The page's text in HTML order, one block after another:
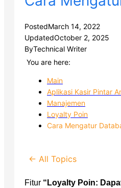
PostedMarch 14, 2022
UpdatedOctober 2, 2025
ByTechnical Writer
You are here:
Main
Aplikasi Kasir Pintar
Manajemen
Loyalty Poin
Cara Mengatur
← All Topics
Fitur “Loyalty Poin: